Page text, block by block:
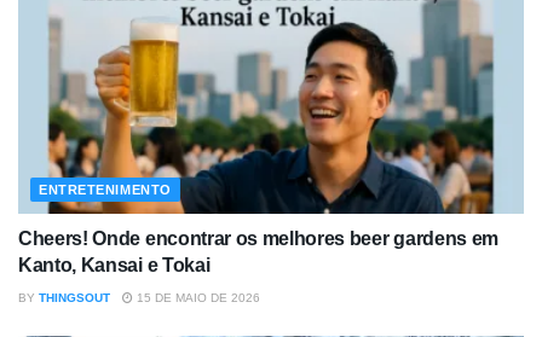
ENTRETENIMENTO
Cheers! Onde encontrar os melhores beer gardens em
Kanto, Kansai e Tokai
BY THINGSOUT 15 DE MAIO DE 2026